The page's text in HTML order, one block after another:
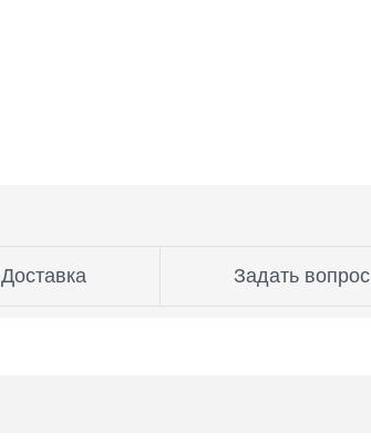
Доставка Задать вопрос